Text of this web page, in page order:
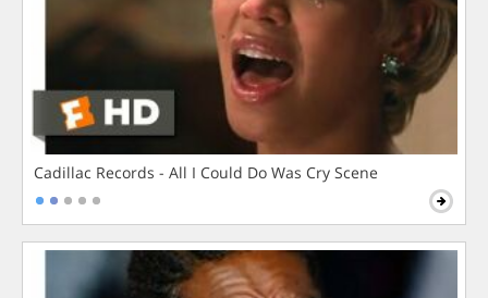
Cadillac Records - All I Could Do Was Cry Scene